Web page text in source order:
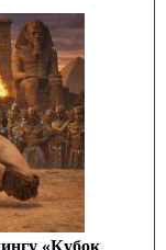
«Кубок